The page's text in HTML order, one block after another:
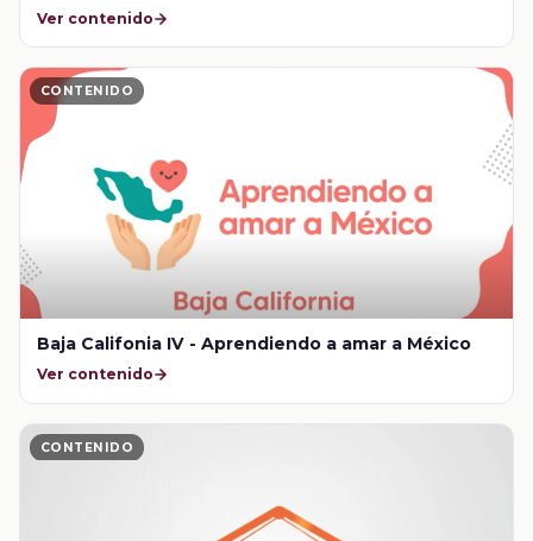
Ver contenido
CONTENIDO
Baja Califonia IV - Aprendiendo a amar a México
Ver contenido
CONTENIDO